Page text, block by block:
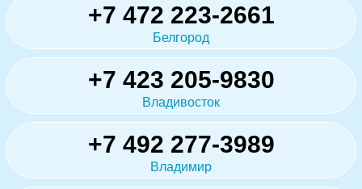
+7 472 223-2661
Белгород
+7 423 205-9830
Владивосток
+7 492 277-3989
Владимир